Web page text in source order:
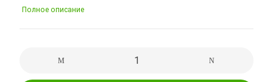
Полное описание